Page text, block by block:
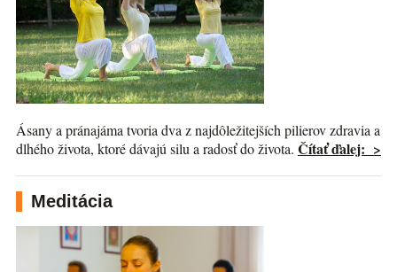
Ásany a pránajáma tvoria dva z najdôležitejších pilierov zdravia a
dlhého života, ktoré dávajú silu a radosť do života. Čítať ďalej: >
Meditácia